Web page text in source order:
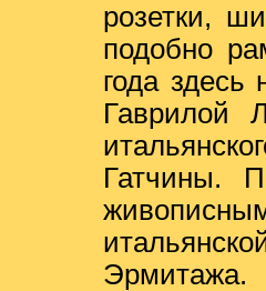
розетки,
подобно
года
Гаврилой
Гатчины.
Эрмитажа.